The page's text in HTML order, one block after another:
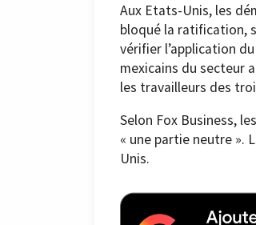
Aux Etats-Unis, les
bloqué la ratification,
vérifier l’application
mexicains du secteur
les travailleurs des
Selon Fox Business,
« une partie neutre ».
Unis.